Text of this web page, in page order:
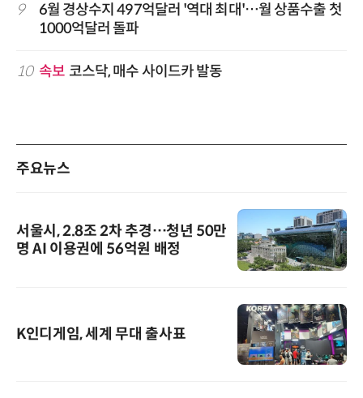
9
6월 경상수지 497억달러 '역대 최대'…월 상품수출 첫
1000억달러 돌파
10 속보 코스닥, 매수 사이드카 발동
주요뉴스
서울시, 2.8조 2차 추경…청년 50만
명 AI 이용권에 56억원 배정
K인디게임, 세계 무대 출사표